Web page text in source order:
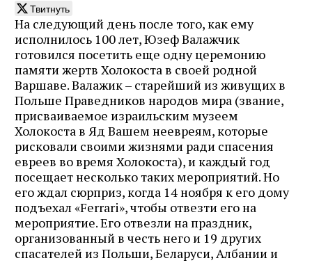
Твитнуть
На следующий день после того, как ему
исполнилось 100 лет, Юзеф Валажчик
готовился посетить еще одну церемонию
памяти жертв Холокоста в своей родной
Варшаве. Валажик – старейший из живущих в
Польше Праведников народов мира (звание,
присваиваемое израильским музеем
Холокоста в Яд Вашем неевреям, которые
рисковали своими жизнями ради спасения
евреев во время Холокоста), и каждый год
посещает несколько таких мероприятий. Но
его ждал сюрприз, когда 14 ноября к его дому
подъехал «Ferrari», чтобы отвезти его на
мероприятие. Его отвезли на праздник,
организованный в честь него и 19 других
спасателей из Польши, Беларуси, Албании и